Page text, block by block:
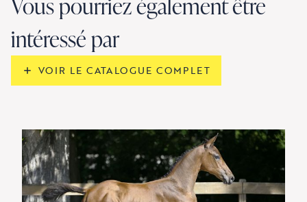
intéressé par
VOIR LE CATALOGUE COMPLET